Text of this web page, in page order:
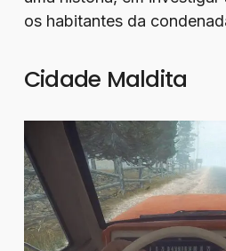
os habitantes da
Cidade Maldita